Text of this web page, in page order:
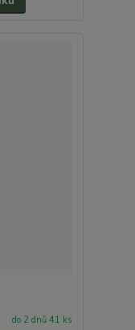
do 2 dnů 41 ks